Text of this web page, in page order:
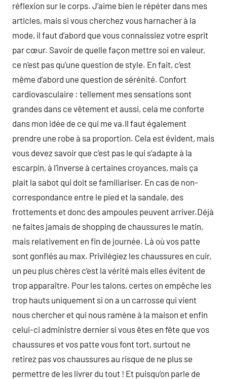
réflexion sur le corps. J’aime bien le répéter dans mes
articles, mais si vous cherchez vous harnacher à la
mode, il faut d’abord que vous connaissiez votre esprit
par cœur. Savoir de quelle façon mettre soi en valeur,
ce n’est pas qu’une question de style. En fait, c’est
même d’abord une question de sérénité. Confort
cardiovasculaire : tellement mes sensations sont
grandes dans ce vêtement et aussi, cela me conforte
dans mon idée de ce qui me va.Il faut également
prendre une robe à sa proportion. Cela est évident, mais
vous devez savoir que c’est pas le qui s’adapte à la
escarpin, à l’inverse à certaines croyances, mais ça
plait la sabot qui doit se familiariser. En cas de non-
correspondance entre le pied et la sandale, des
frottements et donc des ampoules peuvent arriver.Déjà
ne faites jamais de shopping de chaussures le matin,
mais relativement en fin de journée. Là où vos patte
sont gonflés au max. Privilégiez les chaussures en cuir,
un peu plus chères c’est la vérité mais elles évitent de
trop apparaître. Pour les talons, certes on empêche les
trop hauts uniquement si on a un carrosse qui vient
nous chercher et qui nous ramène à la maison et enfin
celui-ci administre dernier si vous êtes en fête que vos
chaussures et vos patte vous font tort, surtout ne
retirez pas vos chaussures au risque de ne plus se
permettre de les livrer du tout ! Et puisqu’on parle de